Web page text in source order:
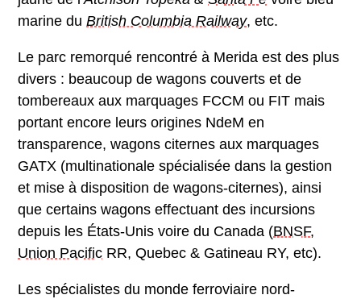
marine du British Columbia Railway, etc.
Le parc remorqué rencontré à Merida est des plus
divers : beaucoup de wagons couverts et de
tombereaux aux marquages FCCM ou FIT mais
portant encore leurs origines NdeM en
transparence, wagons citernes aux marquages
GATX (multinationale spécialisée dans la gestion
et mise à disposition de wagons-citernes), ainsi
que certains wagons effectuant des incursions
depuis les États-Unis voire du Canada (BNSF,
Union Pacific RR, Quebec & Gatineau RY, etc).
Les spécialistes du monde ferroviaire nord-